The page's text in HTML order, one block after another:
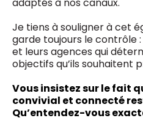
Je tiens à souligner à cet
garde toujours le contrôle
et leurs agences qui
objectifs qu’ils souhaitent
Vous insistez sur le fait
convivial et connecté
Qu’entendez-vous